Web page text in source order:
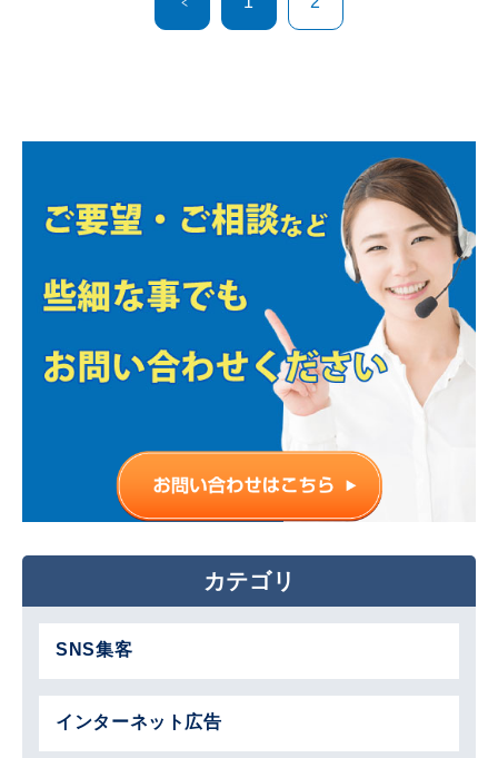
カテゴリ
SNS集客
インターネット広告